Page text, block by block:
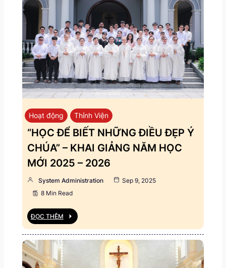
Hoạt động Thỉnh Viện
“HỌC ĐỂ BIẾT NHỮNG ĐIỀU ĐẸP Ý
CHÚA” – KHAI GIẢNG NĂM HỌC
MỚI 2025 – 2026
System Administration
Sep 9, 2025
8 Min Read
ĐỌC THÊM